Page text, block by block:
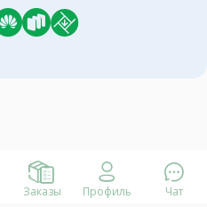
Заказы Профиль Чат